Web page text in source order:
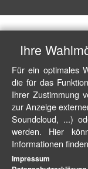
Ihre
Für ein optimales
die für das
Ihrer Zustimmung
zur Anzeige
Soundcloud, ...)
werden. Hier
Informationen
Impressum